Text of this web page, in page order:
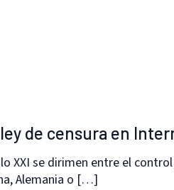
de censura en
XXI se dirimen entre el
Alemania o […]